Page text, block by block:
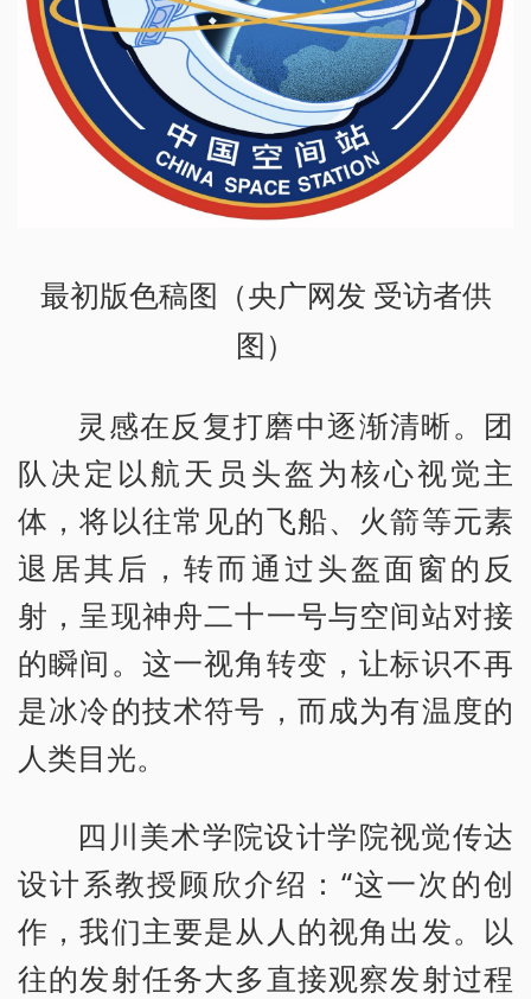
最初版色稿图（央广网发 受访者供
图）
灵感在反复打磨中逐渐清晰。团
队决定以航天员头盔为核心视觉主
体，将以往常见的飞船、火箭等元素
退居其后，转而通过头盔面窗的反
射，呈现神舟二十一号与空间站对接
的瞬间。这一视角转变，让标识不再
是冰冷的技术符号，而成为有温度的
人类目光。
四川美术学院设计学院视觉传达
设计系教授顾欣介绍：“这一次的创
作，我们主要是从人的视角出发。以
往的发射任务大多直接观察发射过程